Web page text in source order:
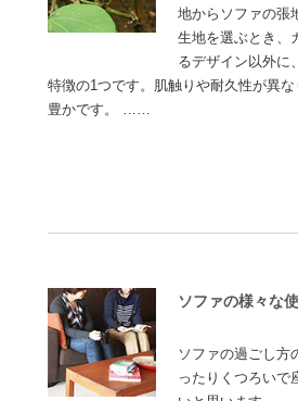
地からソファの張
生地を選ぶとき、
るデザイン以外に
特徴の1つです。肌触りや耐久性が異
豊かです。 ……
ソファの様々な
ソファの過ごし方
ったりくつろいで